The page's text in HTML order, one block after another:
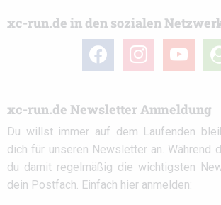
xc-run.de in den sozialen
facebook instagramyoutube
xc-run.de Newsletter Anmeldung
Du willst immer auf dem Laufenden
dich für unseren Newsletter an. Während
du damit regelmäßig die wichtigsten
dein Postfach. Einfach hier anmelden: